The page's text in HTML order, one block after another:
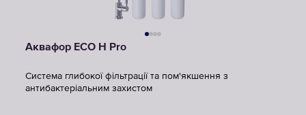
Аквафор ECO H Pro
Система глибокої фільтрації та пом'якшення з
антибактеріальним захистом